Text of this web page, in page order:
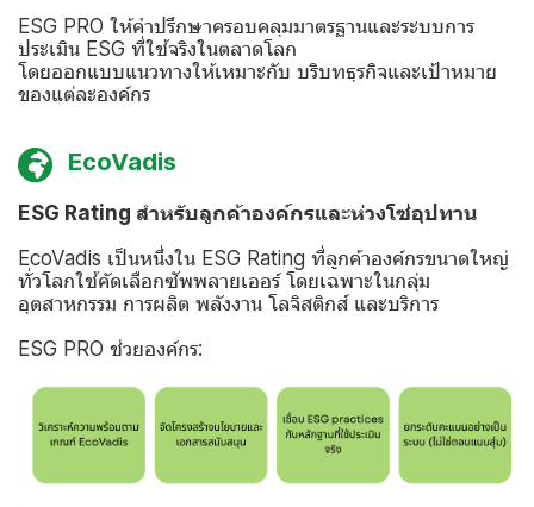
ESG PRO ให้คำปรึกษาครอบคลุมมาตรฐานและระบบการ
ประเมิน ESG ที่ใช้จริงในตลาดโลก
โดยออกแบบแนวทางให้เหมาะกับ บริบทธุรกิจและเป้าหมาย
ของแต่ละองค์กร
EcoVadis
ESG Rating สำหรับลูกค้าองค์กรและห่วงโซ่อุปทาน
EcoVadis เป็นหนึ่งใน ESG Rating ที่ลูกค้าองค์กรขนาดใหญ่
ทั่วโลกใช้คัดเลือกซัพพลายเออร์ โดยเฉพาะในกลุ่ม
อุตสาหกรรม การผลิต พลังงาน โลจิสติกส์ และบริการ
ESG PRO ช่วยองค์กร: